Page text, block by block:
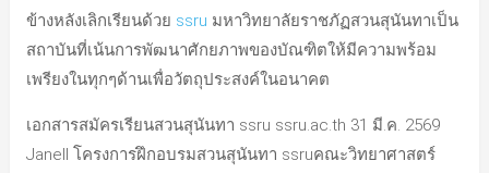
ข้างหลังเลิกเรียนด้วย ssru มหาวิทยาลัยราชภัฏสวนสุนันทาเป็น
สถาบันที่เน้นการพัฒนาศักยภาพของบัณฑิตให้มีความพร้อม
เพรียงในทุกๆด้านเพื่อวัตถุประสงค์ในอนาคต
เอกสารสมัครเรียนสวนสุนันทา ssru ssru.ac.th 31 มี.ค. 2569
Janell โครงการฝึกอบรมสวนสุนันทา ssruคณะวิทยาศาสตร์